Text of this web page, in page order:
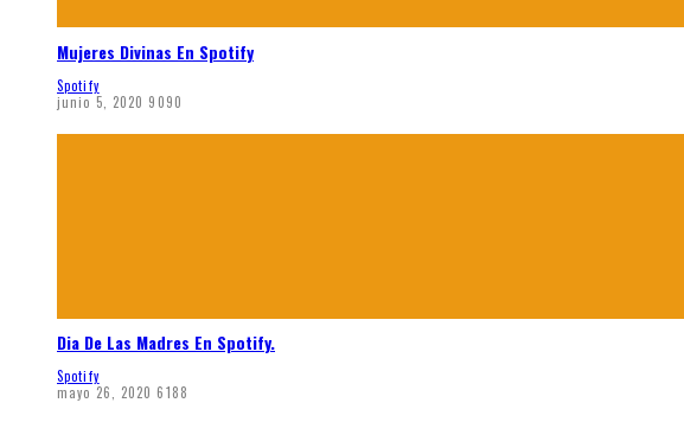
Mujeres Divinas En Spotify
Spotify
junio 5, 2020 9090
Dia De Las Madres En Spotify.
Spotify
mayo 26, 2020 6188